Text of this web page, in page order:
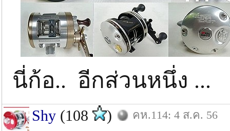
นี่ก้อ.. อีกส่วนหนึ่ง
Shy (108 ) คห.114: 4 ส.ค. 56